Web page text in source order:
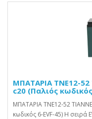
ΜΠΑΤΑΡΙΑ TNE12-52
c20 (Παλιός
ΜΠΑΤΑΡΙΑ TNE12-52
κωδικός 6-EVF-45) Η σειρά